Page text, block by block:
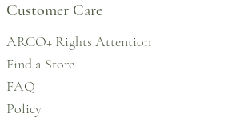
Customer Care
ARCO+ Rights Attention
Find a Store
FAQ
Policy